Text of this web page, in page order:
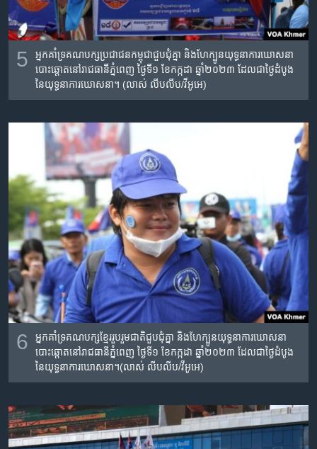
5
អ្នកគាំទ្រគណបក្សប្រជាជនកម្ពុជា​ជួបជុំ​គ្នា និងហែក្បូន​យុទ្ធនាការឃោសនា
បោះឆ្តោតនៅរាជធានី​ភ្នំពេញ ថ្ងៃទី១ ខែកក្កដា ឆ្នាំ២០២៣ ដែលជាថ្ងៃ​ដំបូង​
នៃ​យុទ្ធនាការ​ឃោសនា។ (លាស់ លីបលីប/វីអូអេ)
6
អ្នកគាំទ្រគណបក្ស​ខ្មែរ​រួប​រួម​ជាតិ​ជួបជុំ​គ្នា និងហែក្បូន​យុទ្ធនាការឃោសនា
បោះឆ្តោតនៅរាជធានី​ភ្នំពេញ ថ្ងៃទី១ ខែកក្កដា ឆ្នាំ២០២៣ ដែលជាថ្ងៃ​ដំបូង​
នៃ​យុទ្ធនាការ​ឃោសនា។(លាស់ លីបលីប/វីអូអេ)